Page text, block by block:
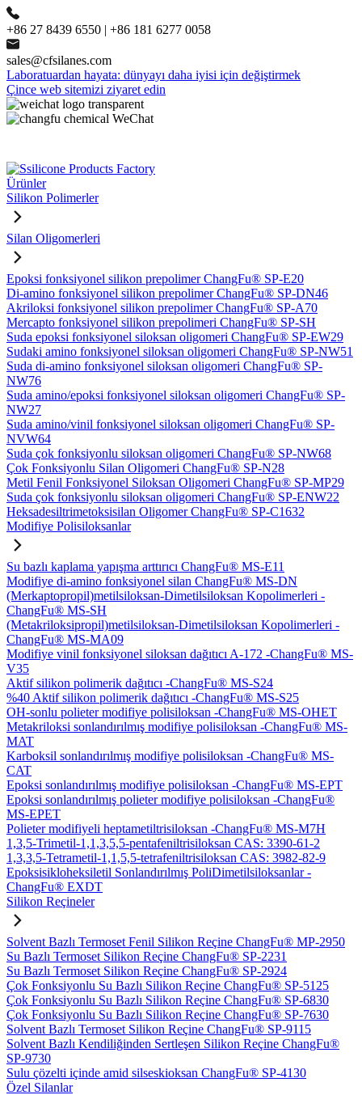
+86 27 8439 6550 | +86 181 6277 0058
sales@cfsilanes.com
Laboratuardan hayata: dünyayı daha iyisi için değiştirmek
Çince web sitemizi ziyaret edin
Ürünler
Silikon Polimerler
Silan Oligomerleri
Epoksi fonksiyonel silikon prepolimer ChangFu® SP-E20
Di-amino fonksiyonel silikon prepolimer ChangFu® SP-DN46
Akriloksi fonksiyonel silikon prepolimer ChangFu® SP-A70
Mercapto fonksiyonel silikon prepolimeri ChangFu® SP-SH
Suda epoksi fonksiyonel siloksan oligomeri ChangFu® SP-EW29
Sudaki amino fonksiyonel siloksan oligomeri ChangFu® SP-NW51
Suda di-amino fonksiyonel siloksan oligomeri ChangFu® SP-
NW76
Suda amino/epoksi fonksiyonel siloksan oligomeri ChangFu® SP-
NW27
Suda amino/vinil fonksiyonel siloksan oligomeri ChangFu® SP-
NVW64
Suda çok fonksiyonlu siloksan oligomeri ChangFu® SP-NW68
Çok Fonksiyonlu Silan Oligomeri ChangFu® SP-N28
Metil Fenil Fonksiyonel Siloksan Oligomeri ChangFu® SP-MP29
Suda çok fonksiyonlu siloksan oligomeri ChangFu® SP-ENW22
Heksadesiltrimetoksisilan Oligomer ChangFu® SP-C1632
Modifiye Polisiloksanlar
Su bazlı kaplama yapışma arttırıcı ChangFu® MS-E11
Modifiye di-amino fonksiyonel silan ChangFu® MS-DN
(Merkaptopropil)metilsiloksan-Dimetilsiloksan Kopolimerleri -
ChangFu® MS-SH
(Metakriloksipropil)metilsiloksan-Dimetilsiloksan Kopolimerleri -
ChangFu® MS-MA09
Modifiye vinil fonksiyonel siloksan dağıtıcı A-172 -ChangFu® MS-
V35
Aktif silikon polimerik dağıtıcı -ChangFu® MS-S24
%40 Aktif silikon polimerik dağıtıcı -ChangFu® MS-S25
OH-sonlu polieter modifiye polisiloksan -ChangFu® MS-OHET
Metakriloksi sonlandırılmış modifiye polisiloksan -ChangFu® MS-
MAT
Karboksil sonlandırılmış modifiye polisiloksan -ChangFu® MS-
CAT
Epoksi sonlandırılmış modifiye polisiloksan -ChangFu® MS-EPT
Epoksi sonlandırılmış polieter modifiye polisiloksan -ChangFu®
MS-EPET
Polieter modifiyeli heptametiltrisiloksan -ChangFu® MS-M7H
1,3,5-Trimetil-1,1,3,5,5-pentafeniltrisiloksan CAS: 3390-61-2
1,3,3,5-Tetrametil-1,1,5,5-tetrafeniltrisiloksan CAS: 3982-82-9
Epoksisikloheksiletil Sonlandırılmış PoliDimetilsiloksanlar -
ChangFu® EXDT
Silikon Reçineler
Solvent Bazlı Termoset Fenil Silikon Reçine ChangFu® MP-2950
Su Bazlı Termoset Silikon Reçine ChangFu® SP-2231
Su Bazlı Termoset Silikon Reçine ChangFu® SP-2924
Çok Fonksiyonlu Su Bazlı Silikon Reçine ChangFu® SP-5125
Çok Fonksiyonlu Su Bazlı Silikon Reçine ChangFu® SP-6830
Çok Fonksiyonlu Su Bazlı Silikon Reçine ChangFu® SP-7630
Solvent Bazlı Termoset Silikon Reçine ChangFu® SP-9115
Solvent Bazlı Kendiliğinden Sertleşen Silikon Reçine ChangFu®
SP-9730
Sulu çözelti içinde amid silseskioksan ChangFu® SP-4130
Özel Silanlar